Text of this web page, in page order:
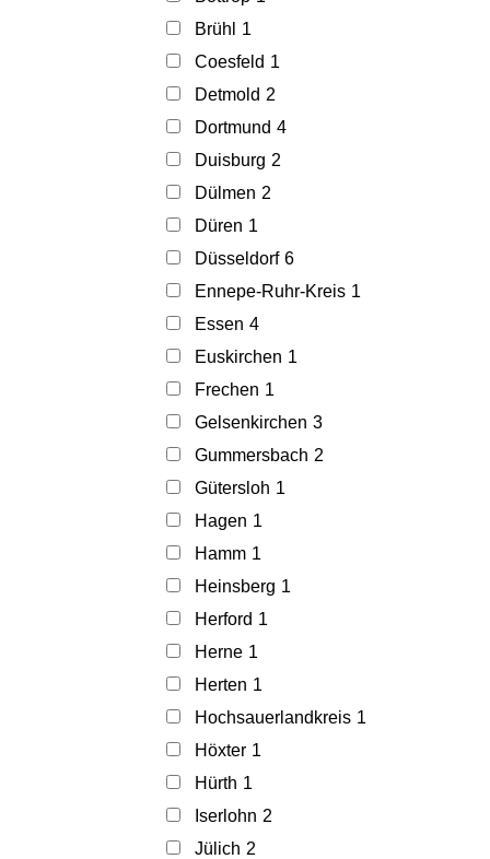
Brühl
1
Coesfeld 1
Detmold 2
Dortmund 4
Duisburg 2
Dülmen 2
Düren 1
Düsseldorf 6
Ennepe-Ruhr-Kreis 1
Essen 4
Euskirchen 1
Frechen 1
Gelsenkirchen 3
Gummersbach 2
Gütersloh 1
Hagen 1
Hamm 1
Heinsberg 1
Herford 1
Herne 1
Herten 1
Hochsauerlandkreis 1
Höxter 1
Hürth 1
Iserlohn 2
Jülich 2